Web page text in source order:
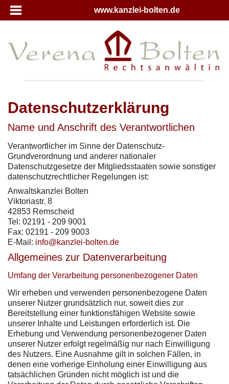
www.kanzlei-bolten.de
Datenschutzerklärung
Name und Anschrift des Verantwortlichen
Verantwortlicher im Sinne der Datenschutz-
Grundverordnung und anderer nationaler
Datenschutzgesetze der Mitgliedsstaaten sowie sonstiger
datenschutzrechtlicher Regelungen ist:
Anwaltskanzlei Bolten
Viktoriastr. 8
42853 Remscheid
Tel: 02191 - 209 9001
Fax: 02191 - 209 9003
E-Mail: info@kanzlei-bolten.de
Allgemeines zur Datenverarbeitung
Umfang der Verarbeitung personenbezogener Daten
Wir erheben und verwenden personenbezogene Daten
unserer Nutzer grundsätzlich nur, soweit dies zur
Bereitstellung einer funktionsfähigen Website sowie
unserer Inhalte und Leistungen erforderlich ist. Die
Erhebung und Verwendung personenbezogener Daten
unserer Nutzer erfolgt regelmäßig nur nach Einwilligung
des Nutzers. Eine Ausnahme gilt in solchen Fällen, in
denen eine vorherige Einholung einer Einwilligung aus
tatsächlichen Gründen nicht möglich ist und die